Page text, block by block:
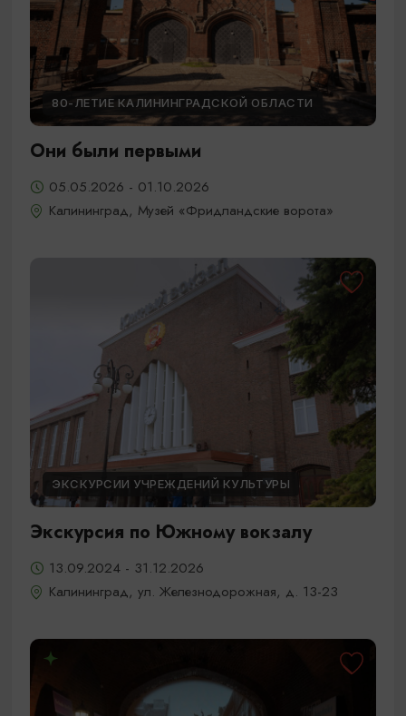
80-ЛЕТИЕ КАЛИНИНГРАДСКОЙ ОБЛАСТИ
Они были первыми
05.05.2026 - 01.10.2026
Калининград, Музей «Фридландские ворота»
ЭКСКУРСИИ УЧРЕЖДЕНИЙ КУЛЬТУРЫ
Экскурсия по Южному вокзалу
13.09.2024 - 31.12.2026
Калининград, ул. Железнодорожная, д. 13-23